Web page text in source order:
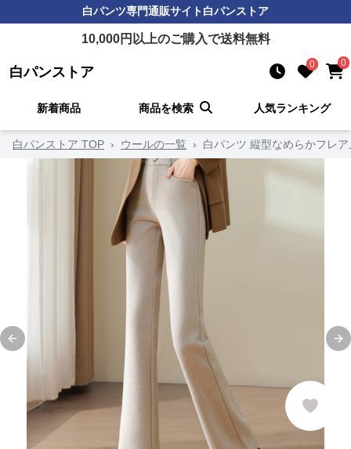
白パンツ専門通販サイト白パンストア
10,000円以上のご購入で送料無料
白パンストア 0 0
新着商品 商品を検索 人気ランキング
白パンストア TOP › ウールの一覧 › 白パンツ 縦型なめらかフレ
Previous slide